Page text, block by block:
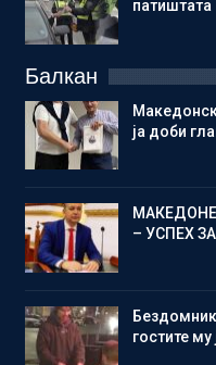
патиштата
Балкан
ја доби
– УСПЕХ
гостите